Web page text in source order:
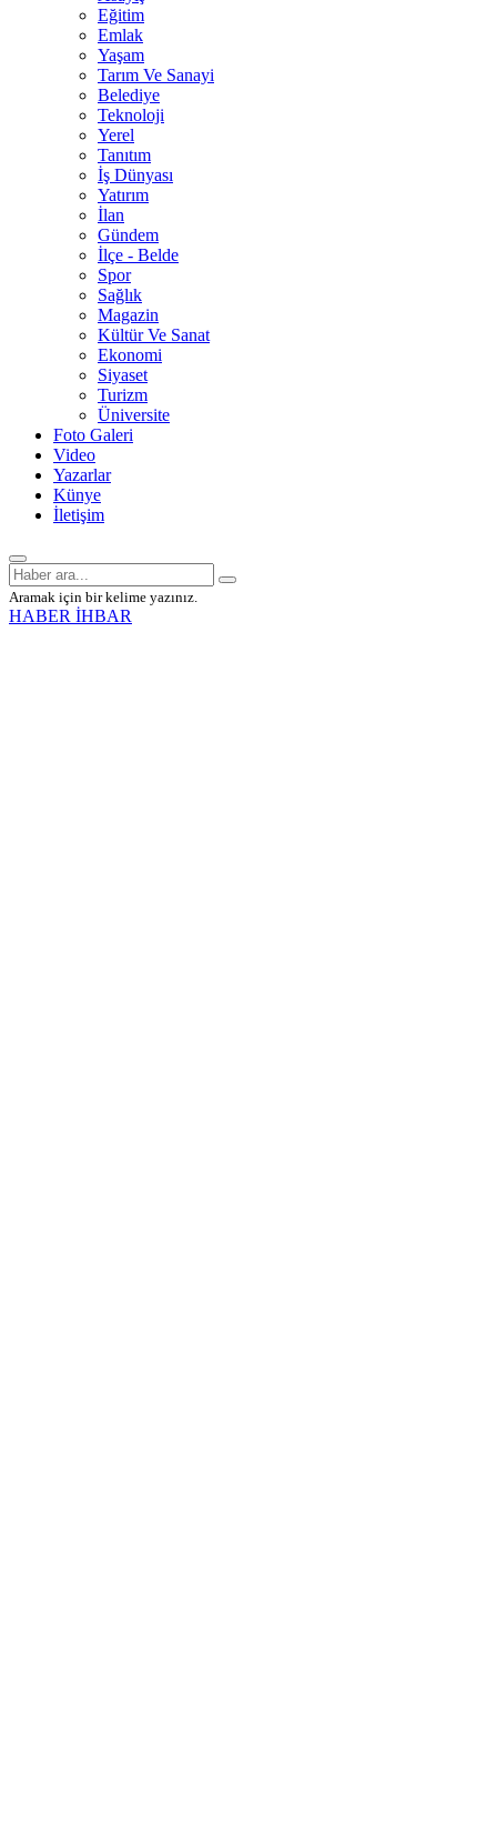
Eğitim
Emlak
Yaşam
Tarım Ve Sanayi
Belediye
Teknoloji
Yerel
Tanıtım
İş Dünyası
Yatırım
İlan
Gündem
İlçe - Belde
Spor
Sağlık
Magazin
Kültür Ve Sanat
Ekonomi
Siyaset
Turizm
Üniversite
Foto Galeri
Video
Yazarlar
Künye
İletişim
Aramak için bir kelime yazınız.
HABER İHBAR